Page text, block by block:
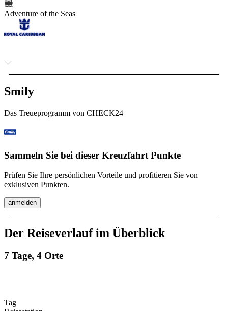
Adventure of the Seas
Smily
Das Treueprogramm von CHECK24
Sammeln Sie bei dieser Kreuzfahrt Punkte
Prüfen Sie Ihre persönlichen Vorteile und profitieren Sie von
exklusiven Punkten.
anmelden
Der Reiseverlauf im Überblick
7 Tage, 4 Orte
Tag